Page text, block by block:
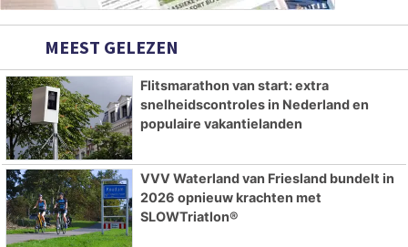
MEEST GELEZEN
Flitsmarathon van start: extra
snelheidscontroles in Nederland en
populaire vakantielanden
VVV Waterland van Friesland bundelt in
2026 opnieuw krachten met
SLOWTriatlon®